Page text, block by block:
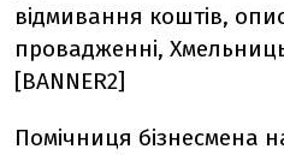
відмивання коштів,
провадженні,
[BANNER2]
Помічниця бізнесмена